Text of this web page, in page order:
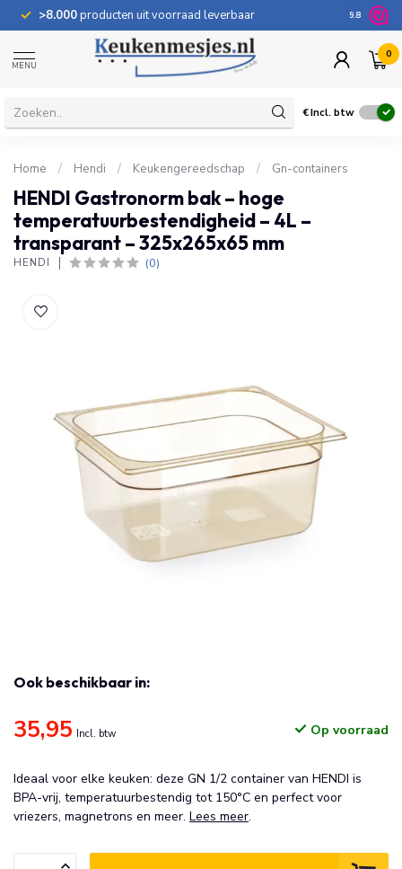
>8.000producten uit voorraad leverbaar 100
9.8
MENU
0
€Incl. btw
Home / Hendi / Keukengereedschap / Gn-containers
HENDI Gastronorm bak – hoge
temperatuurbestendigheid – 4L –
transparant – 325x265x65 mm
HENDI (0)
Ook beschikbaar in:
35,95 Incl. btw Op voorraad
Ideaal voor elke keuken: deze GN 1/2 container van HENDI is
BPA-vrij, temperatuurbestendig tot 150°C en perfect voor
vriezers, magnetrons en meer. Lees meer.